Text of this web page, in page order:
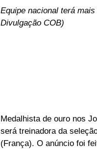
Equipe nacional terá
Divulgação COB)
Medalhista de ouro nos
será treinadora da
(França). O anúncio foi